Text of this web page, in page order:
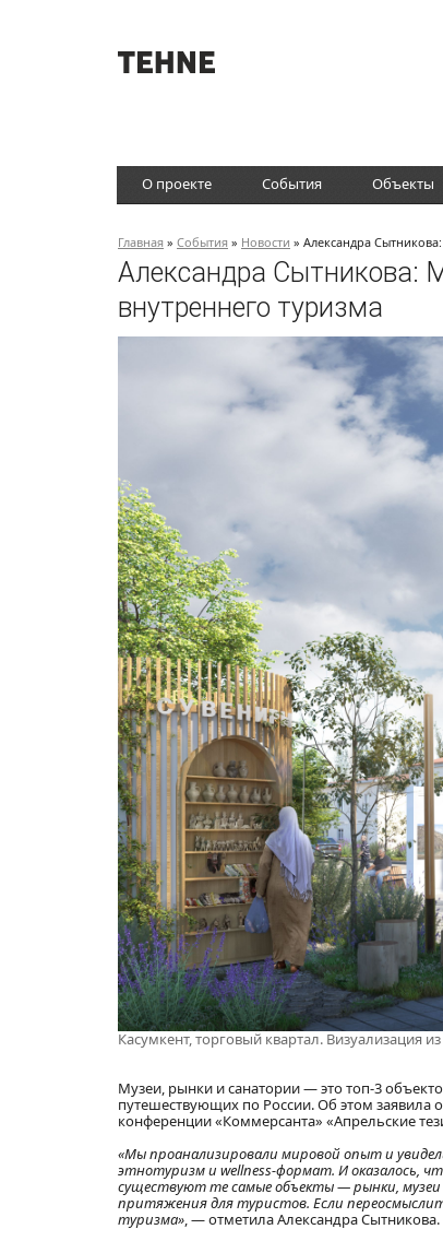
О проекте События Объекты
Главная » События » Новости » Александра
Александра Сытникова:
внутреннего туризма
Касумкент, торговый квартал. Визуализация
Музеи, рынки и санатории — это топ-3
путешествующих по России. Об этом заявила
конференции «Коммерсанта» «Апрельские
«Мы проанализировали мировой опыт и
этнотуризм и wellness-формат. И оказалось,
существуют те самые объекты — рынки,
притяжения для туристов. Если
туризма», — отметила Александра Сытникова.